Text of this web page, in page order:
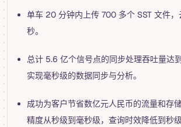
单车 20 分钟内上传 700 多个 SST 文件，
秒。
总计 5.6 亿个信号点的同步处理吞吐量达
实现毫秒级的数据同步与分析。
成功为客户节省数亿元人民币的流量和存
精度从秒级到毫秒级，查询时效降低到秒级